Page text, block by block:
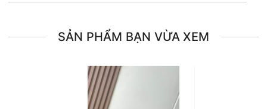
SẢN PHẨM BẠN VỪA XEM